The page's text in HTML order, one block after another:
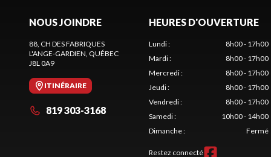
NOUS JOINDRE
88, CH DES FABRIQUES
L'ANGE-GARDIEN, QUÉBEC
J8L 0A9
ITINÉRAIRE
819 303-3168
HEURES D'OUVERTURE
Lundi:
8h00 - 17h00
Mardi:
8h00 - 17h00
Mercredi:
8h00 - 17h00
Jeudi:
8h00 - 17h00
Vendredi:
8h00 - 17h00
Samedi:
10h00 - 14h00
Dimanche: Fermé
Restez connecté